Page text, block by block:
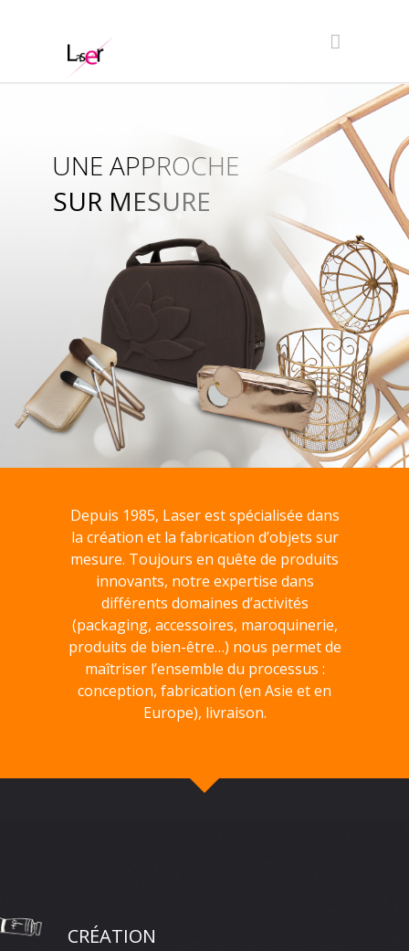
SUR MESURE
UNE APPROCHE
Depuis 1985, Laser est spécialisée dans
la création et la fabrication d’objets sur
mesure. Toujours en quête de produits
innovants, notre expertise dans
différents domaines d’activités
(packaging, accessoires, maroquinerie,
produits de bien-être…) nous permet de
maîtriser l’ensemble du processus :
conception, fabrication (en Asie et en
Europe), livraison.
CRÉATION